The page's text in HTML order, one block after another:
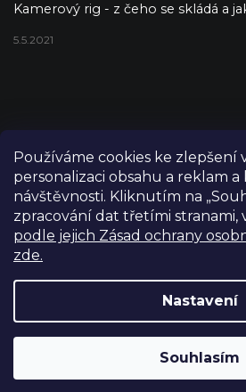
Používáme cookies ke zlepšení
personalizaci obsahu a reklam a
návštěvnosti. Kliknutím na
zpracování dat třetími stranami,
podle jejich Zásad ochrany
zde.
Nastavení
Souhlasím
Výdejní sklad Praha: PO–PÁ
Kamerový rig - z čeho se skládá a
5.5.2021
Vytvořil Shoptet
Copyright 2026FILM-TECHNIKA.
Upravit nastavení